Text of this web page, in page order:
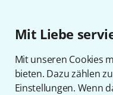
Mit Liebe
Mit unseren Cookies
bieten. Dazu zählen
Einstellungen. Wenn